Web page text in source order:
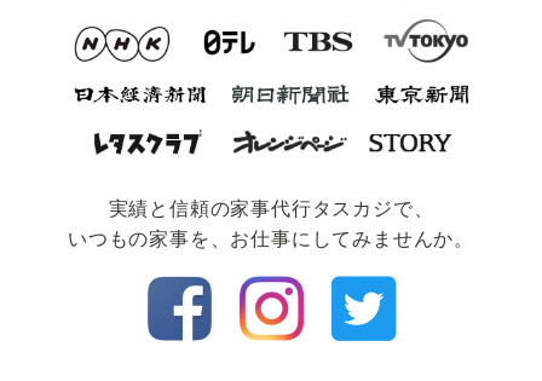
実績と信頼の家事代⾏タスカジで、
いつもの家事を、お仕事にしてみませんか。